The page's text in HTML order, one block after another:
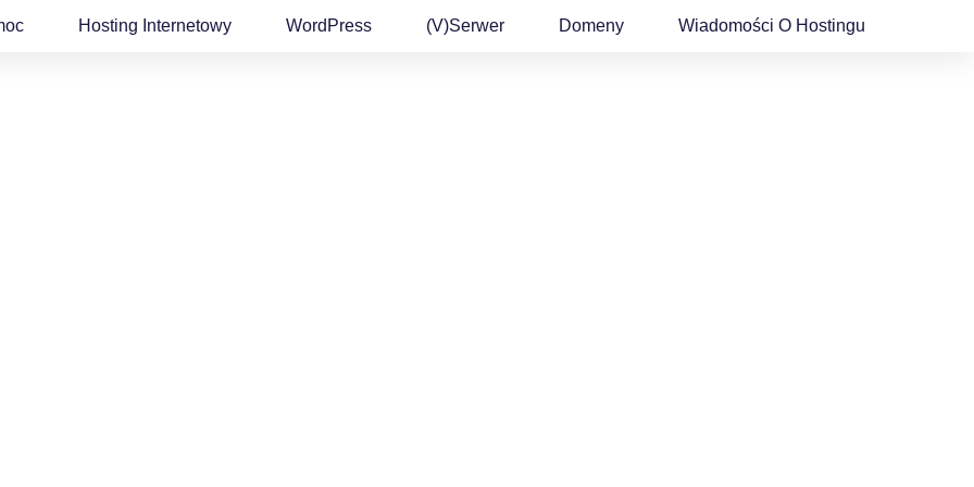
Hosting Internetowy WordPress (v)Serwer Domeny Wiadomości O Hostingu